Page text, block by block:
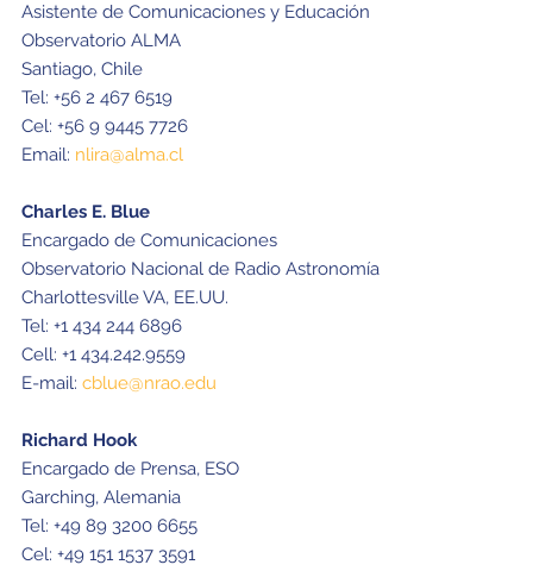
Asistente de Comunicaciones y Educación
Observatorio ALMA
Santiago, Chile
Tel: +56 2 467 6519
Cel: +56 9 9445 7726
Email: nlira@alma.cl
Charles E. Blue
Encargado de Comunicaciones
Observatorio Nacional de Radio Astronomía
Charlottesville VA, EE.UU.
Tel: +1 434 244 6896
Cell: +1 434.242.9559
E-mail: cblue@nrao.edu
Richard Hook
Encargado de Prensa, ESO
Garching, Alemania
Tel: +49 89 3200 6655
Cel: +49 151 1537 3591